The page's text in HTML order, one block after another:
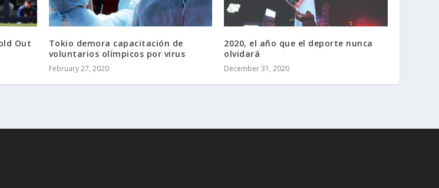
Out
Tokio demora capacitación de
voluntarios olímpicos por virus
February 27, 2020
2020, el año que el deporte nunca
olvidará
December 31, 2020